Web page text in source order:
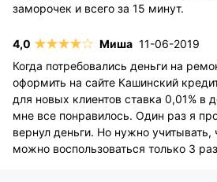
заморочек и всего за 15 минут.
Миша 11-06-2019
Когда потребовались деньги на
оформить на сайте Кашинский
для новых клиентов ставка 0,01% в
мне все понравилось. Один раз я
вернул деньги. Но нужно учитывать,
можно воспользоваться только 3